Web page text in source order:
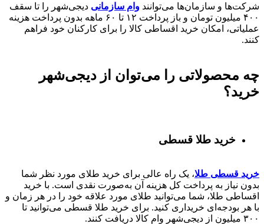
شرکت‌ها و سازمان‌ها می‌توانند وام سازمانی دیجی‌شهر را تا سقف
۴۰۰ میلیون تومان و باز پرداخت ۱۲ تا ۶۰
ماهه بدون پرداخت هزینه
عملیاتی، امکان خرید اقساطی کالا را برای کارکنان خود فراهم
کنند.
چه محصولاتی را می‌توان از دیجی‌شهر
خرید؟
خرید طلا قسطی
خرید قسطی طلا، یک راه عالی برای خرید طلای مورد نظر شما
بدون نیاز به پرداخت کل هزینه آن به‌صورت نقدی است. با خرید
اقساطی طلا، شما می‌توانید طلای مورد علاقه خود را در هر زمان و
با هر بودجه‌ای خریداری کنید. برای خرید طلا قسطی می‌توانید تا
۳۰۰ میلیون از دیجی‌شهر وام کالا دریافت کنند.